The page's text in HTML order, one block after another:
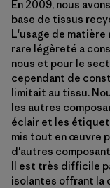
En 2009, nous
base de tissus
L'usage de
rare légèreté a
nous et pour le
cependant de
limitait au tissu.
les autres
éclair et les
mis tout en œuvre
d'autres
Il est très difficile
isolantes offrant la